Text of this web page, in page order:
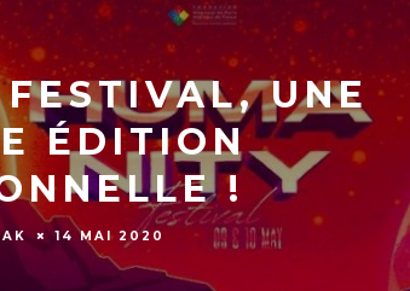
UNE
ÉDITION
!
14 MAI 2020